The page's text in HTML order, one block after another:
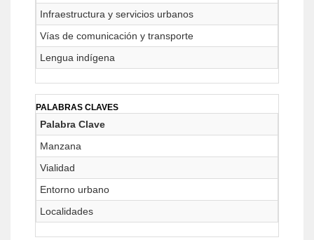
Infraestructura y servicios urbanos
Vías de comunicación y transporte
Lengua indígena
PALABRAS CLAVES
Palabra Clave
Manzana
Vialidad
Entorno urbano
Localidades